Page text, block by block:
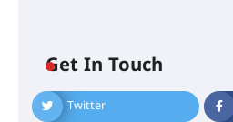
Get In Touch
Twitter
ഐ.ടി.യു.
ലഭ്യമാക്കാൻ
സർക്കാരുകൾ